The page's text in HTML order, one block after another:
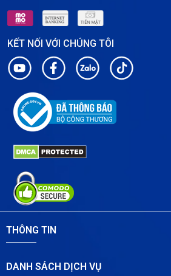
KẾT NỐI VỚI CHÚNG TÔI
THÔNG TIN
DANH SÁCH DỊCH VỤ